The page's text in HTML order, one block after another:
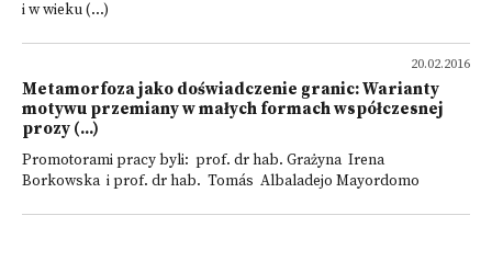
i w wieku (...)
20.02.2016
Metamorfoza jako doświadczenie granic: Warianty
motywu przemiany w małych formach współczesnej
prozy (...)
Promotorami pracy byli: prof. dr hab. Grażyna Irena
Borkowska i prof. dr hab. Tomás Albaladejo Mayordomo